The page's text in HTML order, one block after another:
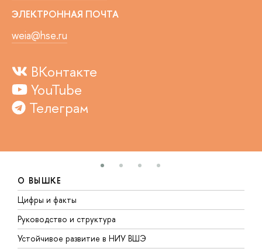
ЭЛЕКТРОННАЯ ПОЧТА
weia@hse.ru
ВКонтакте
YouTube
Телеграм
О ВЫШКЕ
Цифры и факты
Руководство и структура
Устойчивое развитие в НИУ ВШЭ